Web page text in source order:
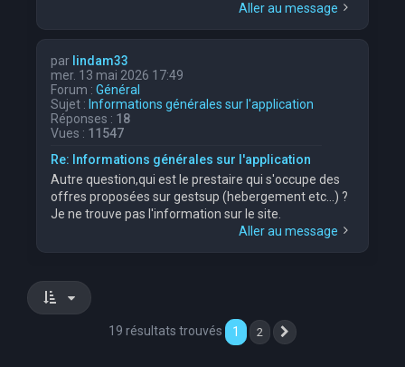
Aller au message
par lindam33
mer. 13 mai 2026 17:49
Forum : Général
Sujet : Informations générales sur l'application
Réponses : 18
Vues : 11547
Re: Informations générales sur l'application
Autre question,qui est le prestaire qui s'occupe des
offres proposées sur gestsup (hebergement etc...) ?
Je ne trouve pas l'information sur le site.
Aller au message
19 résultats trouvés 1 2